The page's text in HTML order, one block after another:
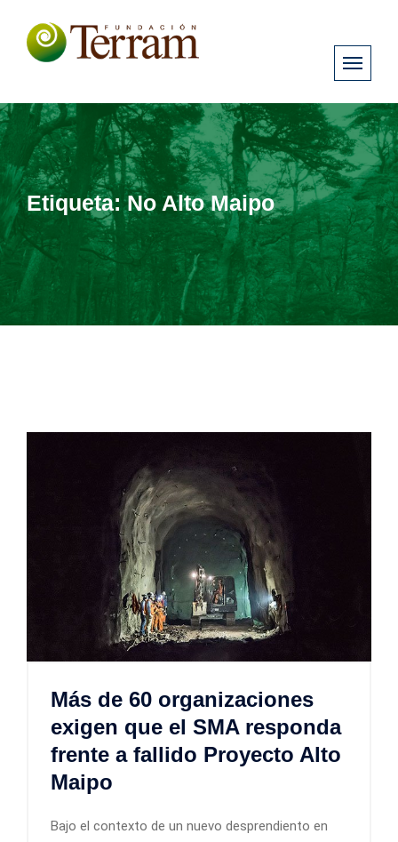
Etiqueta:No Alto Maipo
Más de 60 organizaciones
exigen que el SMA responda
frente a fallido Proyecto Alto
Maipo
Bajo el contexto de un nuevo desprendiento en